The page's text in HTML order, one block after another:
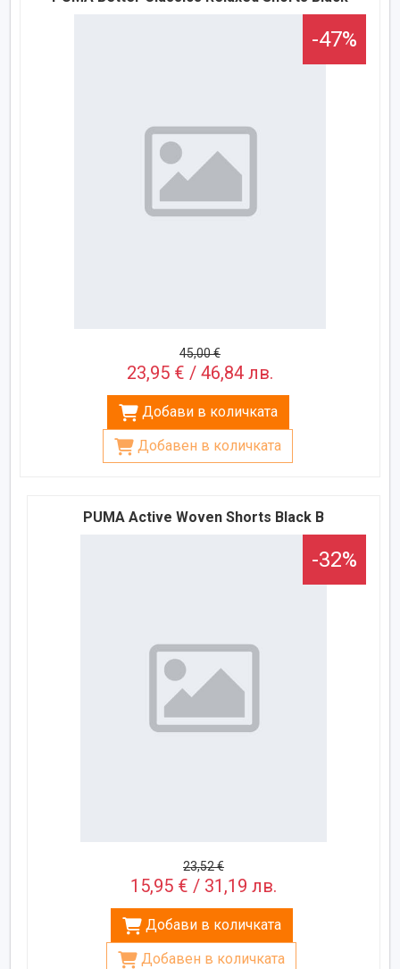
-47%
45,00 €
23,95 € / 46,84 лв.
Добави в количката
Добавен в количката
PUMA Active Woven Shorts Black B
-32%
23,52 €
15,95 € / 31,19 лв.
Добави в количката
Добавен в количката